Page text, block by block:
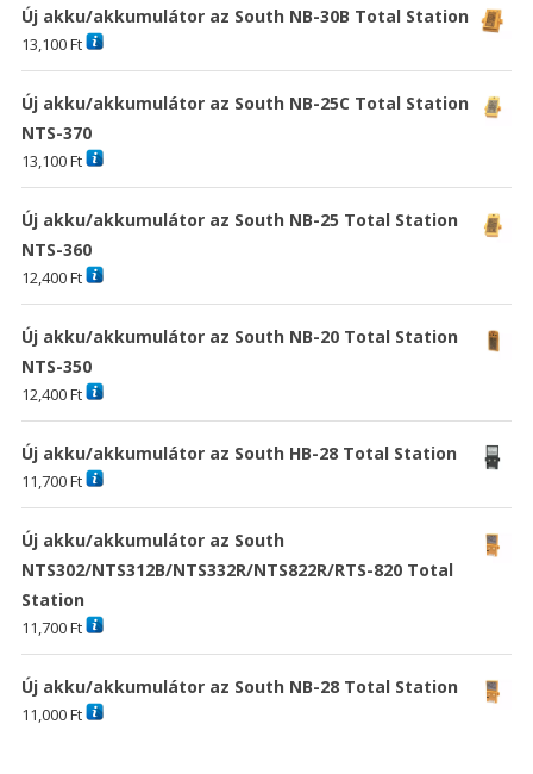
Új akku/akkumulátor az South NB-30B Total Station
13,100Ft
Új akku/akkumulátor az South NB-25C Total Station
NTS-370
13,100Ft
Új akku/akkumulátor az South NB-25 Total Station
NTS-360
12,400Ft
Új akku/akkumulátor az South NB-20 Total Station
NTS-350
12,400Ft
Új akku/akkumulátor az South HB-28 Total Station
11,700Ft
Új akku/akkumulátor az South
NTS302/NTS312B/NTS332R/NTS822R/RTS-820 Total
Station
11,700Ft
Új akku/akkumulátor az South NB-28 Total Station
11,000Ft